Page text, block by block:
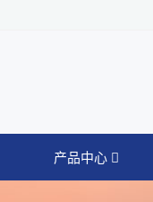
产品中心